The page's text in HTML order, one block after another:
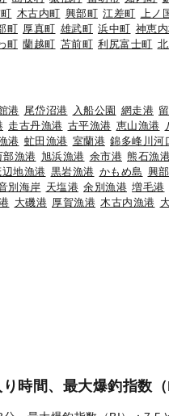
木古内町 興部町 江差町 上ノ
町 厚真町 雄武町 浜中町 神恵
町 蘭越町 苫前町 利尻富士町
港 尾岱沼港 入船公園 網走港
走古丹漁港 古平漁港 恵山漁港
港 虻田漁港 室蘭港 錦多峰川河
部漁港 旭浜漁港 余市港 熊石漁
辺地漁港 黒岩漁港 かもめ島 興
別海岸 天塩港 余別漁港 増毛港
大磯港 厚賀漁港 木古内漁港
時間、最大爆釣指数